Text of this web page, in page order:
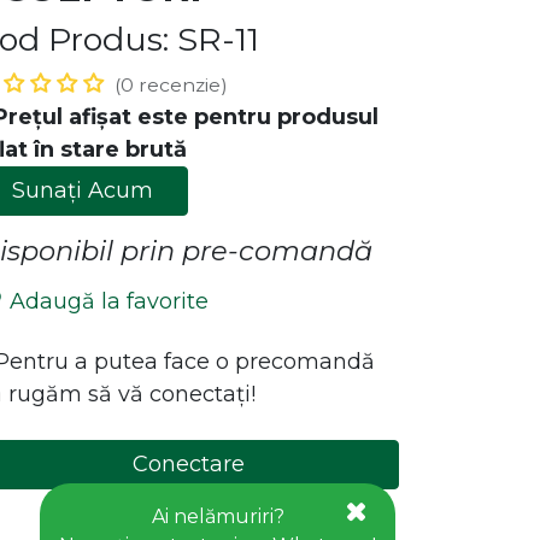
Produs: SR-11
(0 recenzie)
afișat este pentru produsul
în stare brută
Sunați Acum
prin pre-comandă
Adaugă la favorite
a putea face o precomandă
rugăm să vă conectați!
Conectare
Creați cont
legătura cu noi!
Contact
office@goldhouseconcept.ro
Ai nelămuriri?